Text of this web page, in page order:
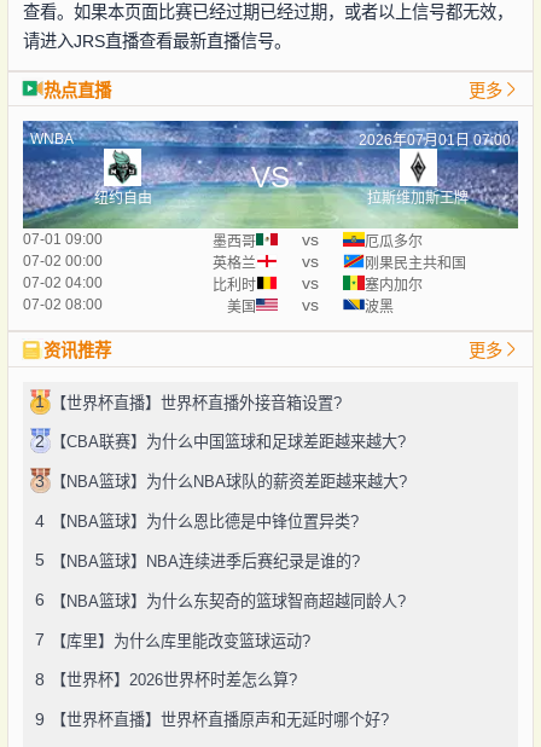
查看。如果本页面比赛已经过期已经过期，或者以上信号都无效，
请进入JRS直播查看最新直播信号。
热点直播 更多
WNBA 2026年07月01日 07:00
纽约自由
VS
拉斯维加斯王牌
07-01 09:00 墨西哥 vs
厄瓜多尔
07-02 00:00
英格兰 vs
刚果民主共和国
07-02 04:00
比利时 vs
塞内加尔
07-02 08:00
美国 vs 波黑
资讯推荐 更多
1 【世界杯直播】世界杯直播外接音箱设置?
2 【CBA联赛】为什么中国篮球和足球差距越来越大?
3 【NBA篮球】为什么NBA球队的薪资差距越来越大?
4 【NBA篮球】为什么恩比德是中锋位置异类?
5 【NBA篮球】NBA连续进季后赛纪录是谁的?
6 【NBA篮球】为什么东契奇的篮球智商超越同龄人?
7 【库里】为什么库里能改变篮球运动?
8 【世界杯】2026世界杯时差怎么算?
9 【世界杯直播】世界杯直播原声和无延时哪个好?